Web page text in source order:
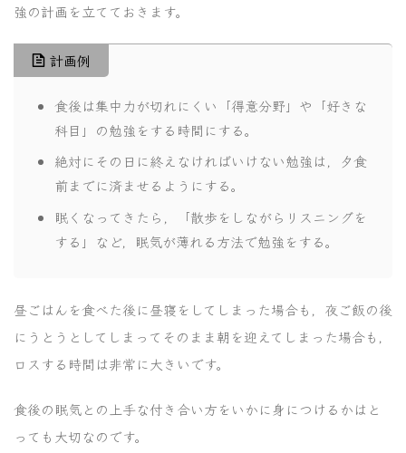
強の計画を立てておきます。
計画例
食後は集中力が切れにくい「得意分野」や「好きな
科目」の勉強をする時間にする。
絶対にその日に終えなければいけない勉強は，夕食
前までに済ませるようにする。
眠くなってきたら，「散歩をしながらリスニングを
する」など，眠気が薄れる方法で勉強をする。
昼ごはんを食べた後に昼寝をしてしまった場合も，夜ご飯の後
にうとうとしてしまってそのまま朝を迎えてしまった場合も，
ロスする時間は非常に大きいです。
食後の眠気との上手な付き合い方をいかに身につけるかはと
っても大切なのです。